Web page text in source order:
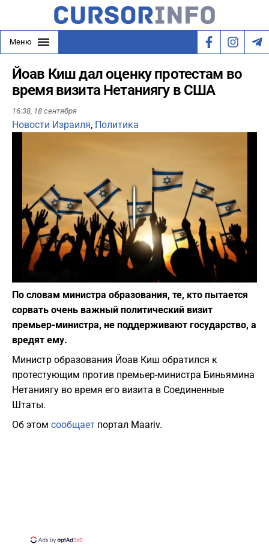
Меню
Йоав Киш дал оценку протестам во
время визита Нетаниягу в США
16:38, 18 сентября
Новости Израиля, Политика
Play
Фото: depositphotos.com
По словам министра образования, те, кто пытается
сорвать очень важный политический визит
премьер-министра, не поддерживают государство, а
вредят ему.
Министр образования Йоав Киш обратился к
протестующим против премьер-министра Биньямина
Нетаниягу во время его визита в Соединенные
Штаты.
Об этом сообщает портал Maariv.